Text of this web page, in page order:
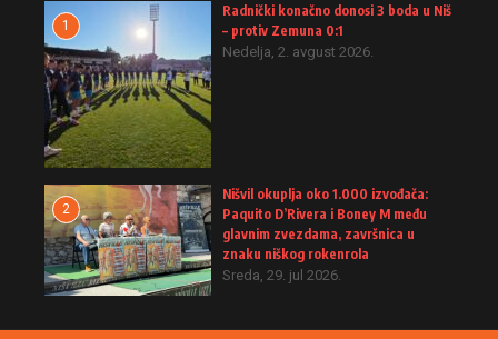
1
Radnički konačno donosi 3 boda u Niš
– protiv Zemuna 0:1
Nedelja, 2. avgust 2026.
2
Nišvil okuplja oko 1.000 izvođača:
Paquito D’Rivera i Boney M među
glavnim zvezdama, završnica u
znaku niškog rokenrola
Sreda, 29. jul 2026.